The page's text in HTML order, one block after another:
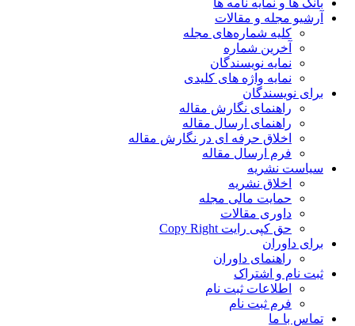
بانک ها و نمایه نامه ها
آرشیو مجله و مقالات
کلیه شماره‌های مجله
آخرین شماره
نمایه نویسندگان
نمایه واژه های کلیدی
برای نویسندگان
راهنمای نگارش مقاله
راهنمای ارسال مقاله
اخلاق حرفه ای در نگارش مقاله
فرم ارسال مقاله
سیاست نشریه
اخلاق نشریه
حمایت مالی مجله
داوری مقالات
حق کپی رایت Copy Right
برای داوران
راهنمای داوران
ثبت نام و اشتراک
اطلاعات ثبت نام
فرم ثبت نام
تماس با ما